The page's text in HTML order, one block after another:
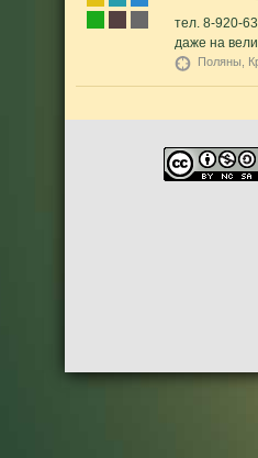
тел. 8-920-
даже на
Поляны,